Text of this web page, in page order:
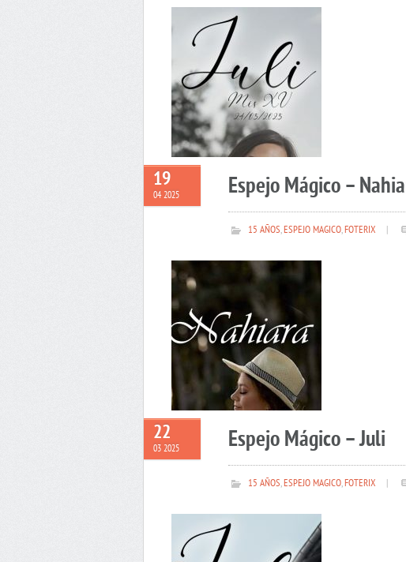
19
04 2025 Espejo Mágico –
15 AÑOS,ESPEJO MAGICO,FOTERIX
22
03 2025 Espejo Mágico – Juli
15 AÑOS,ESPEJO MAGICO,FOTERIX